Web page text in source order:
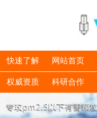
快速了解 网站首页
权威资质 科研合作